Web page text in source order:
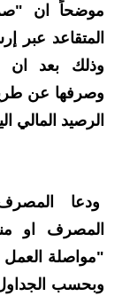
موضحاً ان
المتقاعد عبر
وذلك بعد ان
وصرفها عن
الرصيد المالي
ودعا
المصرف او
"مواصلة
وبحسب الجداول